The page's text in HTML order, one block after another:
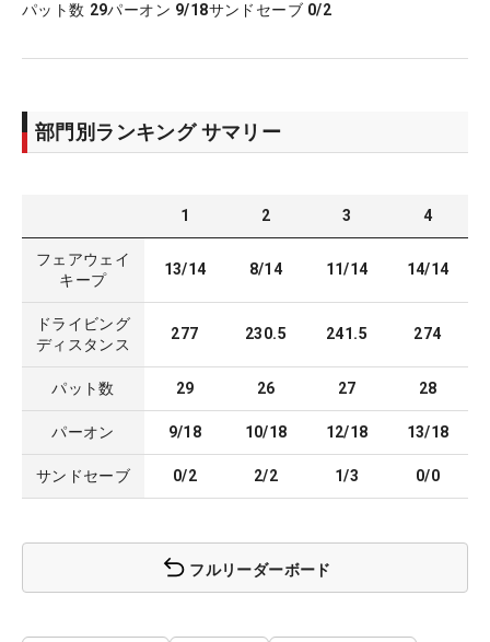
パット数 29パーオン 9/18サンドセーブ 0/2
部門別ランキング サマリー
1 2 3 4
フェアウェイ
キープ
13/14 8/14 11/14 14/14
ドライビング
ディスタンス
277 230.5 241.5 274
パット数 29 26 27 28
パーオン 9/18 10/18 12/18 13/18
サンドセーブ 0/2 2/2 1/3 0/0
フルリーダーボード